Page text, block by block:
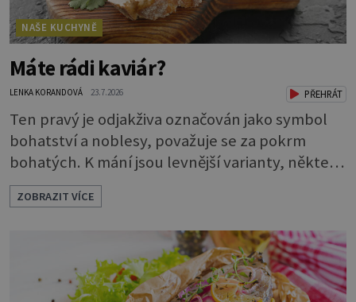
NAŠE KUCHYNĚ
Máte rádi kaviár?
LENKA KORANDOVÁ 23.7.2026 PŘEHRÁT
Ten pravý je odjakživa označován jako symbol
bohatství a noblesy, považuje se za pokrm
bohatých. K mání jsou levnější varianty, některé
jsou ale dobarvovány a obsahují aditiva. Kaviár
jsou jikry vybraných druhů ryb. Je to zdravá
lahůdka. Najdete v něm plnohodnotné
bílkoviny, zdravé tuky, vitaminy A, D, E i B a
minerální látky draslík, fosfor, hořčík a jód.
Černý nebo červený
ZOBRAZIT VÍCE